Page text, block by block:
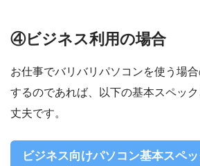
④ビジネス利用の場合
お仕事でバリバリパソコンを使う場
するのであれば、以下の基本スペッ
丈夫です。
ビジネス向けパソコン基本スペッ